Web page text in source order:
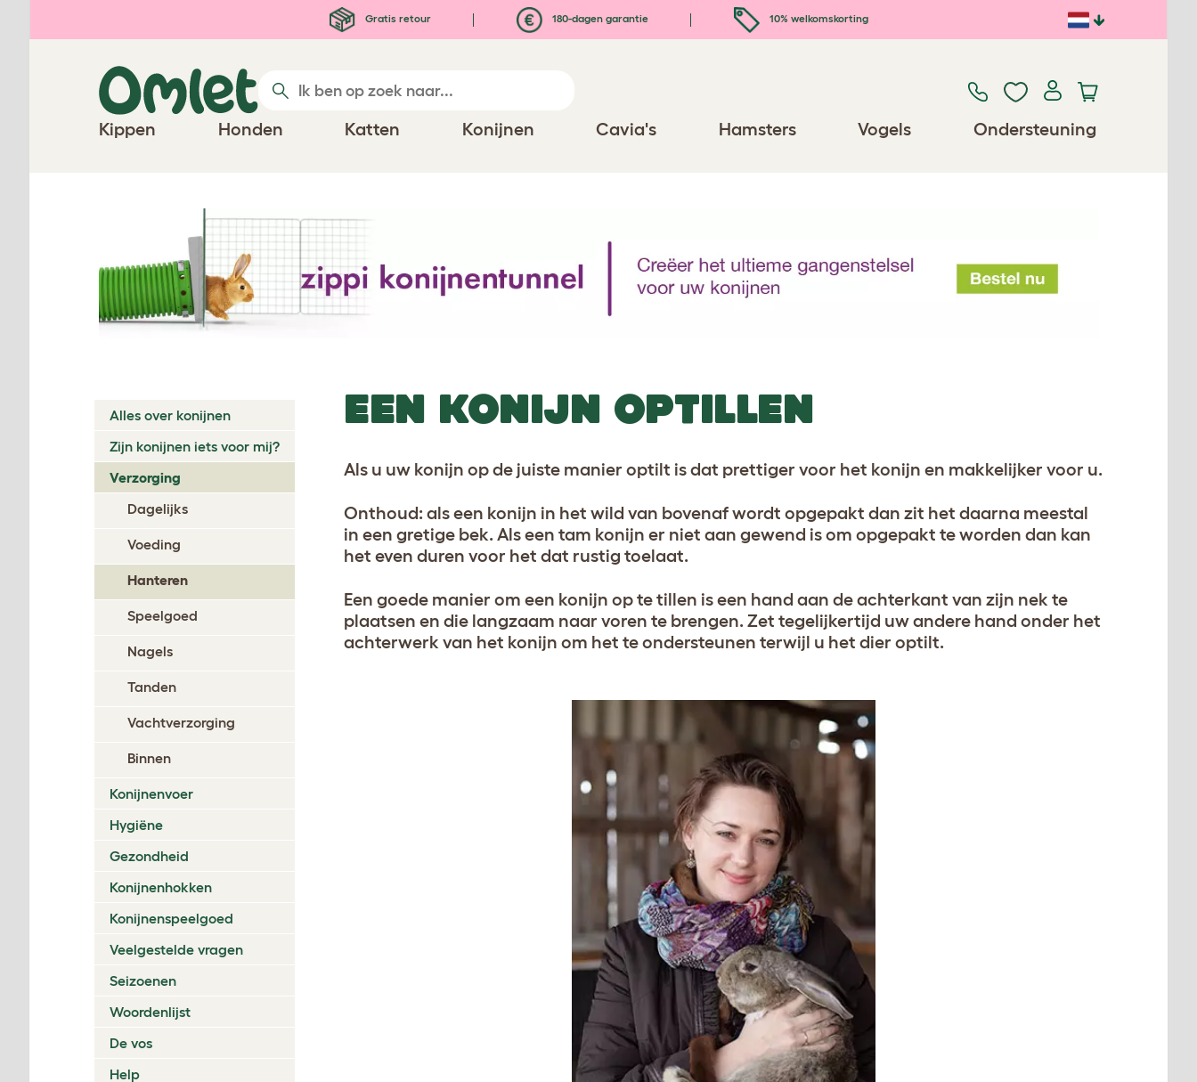
Gratis retour 180-dagen garantie 10% welkomskorting
Kippen Honden Katten Konijnen Cavia's Hamsters Vogels Ondersteuning
Alles over konijnen
Zijn konijnen iets voor mij?
Verzorging
Dagelijks
Voeding
Hanteren
Speelgoed
Nagels
Tanden
Vachtverzorging
Binnen
Konijnenvoer
Hygiëne
Gezondheid
Konijnenhokken
Konijnenspeelgoed
Veelgestelde vragen
Seizoenen
Woordenlijst
De vos
Help
EEN KONIJN OPTILLEN
Als u uw konijn op de juiste manier optilt is dat prettiger voor het konijn en makkelijker voor u.
Onthoud: als een konijn in het wild van bovenaf wordt opgepakt dan zit het daarna meestal
in een gretige bek. Als een tam konijn er niet aan gewend is om opgepakt te worden dan kan
het even duren voor het dat rustig toelaat.
Een goede manier om een konijn op te tillen is een hand aan de achterkant van zijn nek te
plaatsen en die langzaam naar voren te brengen. Zet tegelijkertijd uw andere hand onder het
achterwerk van het konijn om het te ondersteunen terwijl u het dier optilt.